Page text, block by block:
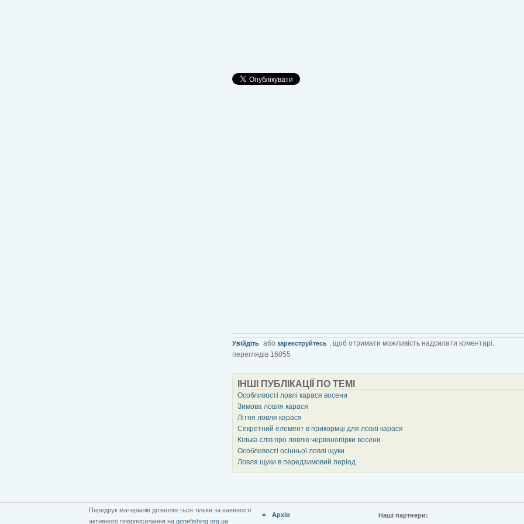
Увійдіть або зареєструйтесь , щоб отримати можливість надсилати коментарі.
переглядів 16055
ІНШІ ПУБЛІКАЦІЇ ПО ТЕМІ
Особливості ловлі карася восени
Зимова ловля карася
Літня ловля карася
Секретний елемент в прикормці для ловлі карася
Кілька слів про ловлю червонопірки восени
Особливості осінньої ловлі щуки
Ловля щуки в передзимовий період
Передрук матеріалів дозволяється тільки за наявності
активного гіперпосилання на gonefishing.org.ua
Архів Наші партнери: